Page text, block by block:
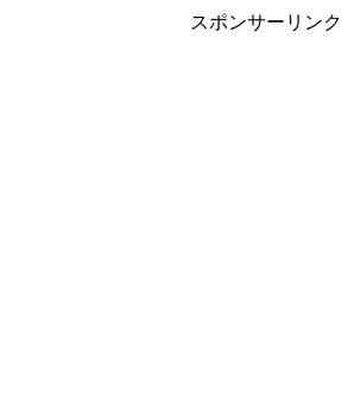
スポンサーリンク